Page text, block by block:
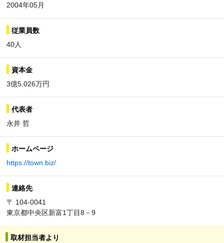
2004年05月
従業員数
40人
資本金
3億5,026万円
代表者
永井 哲
ホームページ
https://town.biz/
連絡先
〒 104-0041
東京都中央区新富1丁目8－9
取材担当者より